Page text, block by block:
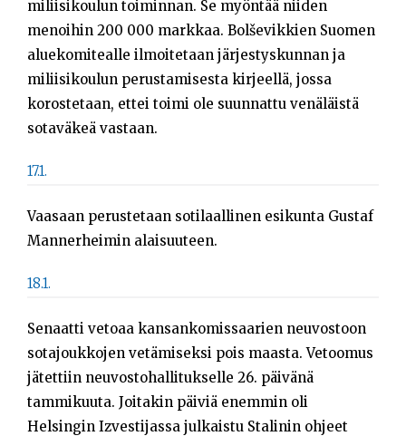
miliisikoulun toiminnan. Se myöntää niiden
menoihin 200 000 markkaa. Bolševikkien Suomen
aluekomitealle ilmoitetaan järjestyskunnan ja
miliisikoulun perustamisesta kirjeellä, jossa
korostetaan, ettei toimi ole suunnattu venäläistä
sotaväkeä vastaan.
17.1.
Vaasaan perustetaan sotilaallinen esikunta Gustaf
Mannerheimin alaisuuteen.
18.1.
Senaatti vetoaa kansankomissaarien neuvostoon
sotajoukkojen vetämiseksi pois maasta. Vetoomus
jätettiin neuvostohallitukselle 26. päivänä
tammikuuta. Joitakin päiviä enemmin oli
Helsingin Izvestijassa julkaistu Stalinin ohjeet